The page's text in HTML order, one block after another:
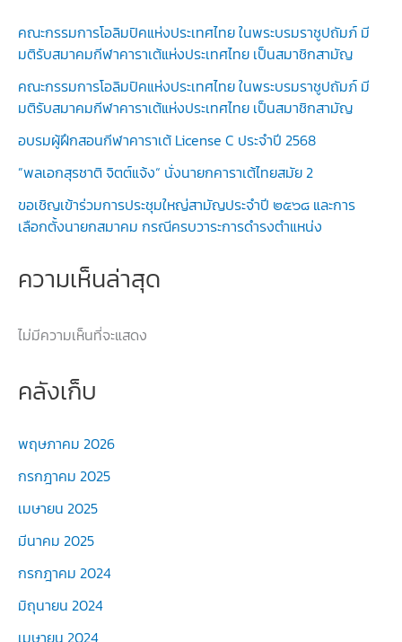
คณะกรรมการโอลิมปิคแห่งประเทศไทย ในพระบรมราชูปถัมภ์ มี
มติรับสมาคมกีฬาคาราเต้แห่งประเทศไทย เป็นสมาชิกสามัญ
คณะกรรมการโอลิมปิคแห่งประเทศไทย ในพระบรมราชูปถัมภ์ มี
มติรับสมาคมกีฬาคาราเต้แห่งประเทศไทย เป็นสมาชิกสามัญ
อบรมผู้ฝึกสอนกีฬาคาราเต้ License C ประจำปี 2568
”พลเอกสุรชาติ จิตต์แจ้ง“ นั่งนายกคาราเต้ไทยสมัย 2
ขอเชิญเข้าร่วมการประชุมใหญ่สามัญประจำปี ๒๕๖๘ และการ
เลือกตั้งนายกสมาคม กรณีครบวาระการดำรงตำแหน่ง
ความเห็นล่าสุด
ไม่มีความเห็นที่จะแสดง
คลังเก็บ
พฤษภาคม 2026
กรกฎาคม 2025
เมษายน 2025
มีนาคม 2025
กรกฎาคม 2024
มิถุนายน 2024